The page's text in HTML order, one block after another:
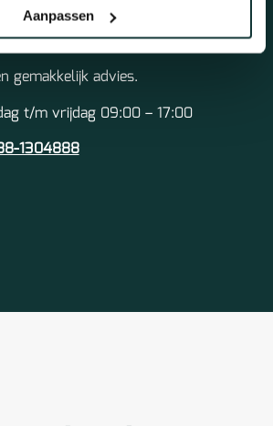
Aanpassen
gemakkelijk advies.
t/m vrijdag 09:00 – 17:00
1304888